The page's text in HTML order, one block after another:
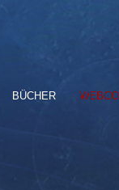
BÜCHER